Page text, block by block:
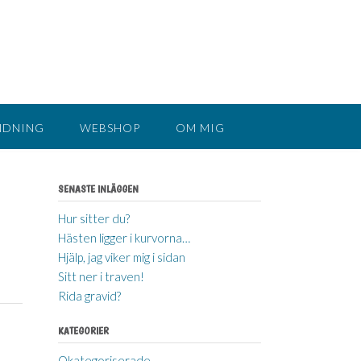
WEBSHOP OM MIG
SENASTE INLÄGGEN
Hur sitter du?
Hästen ligger i kurvorna…
Hjälp, jag viker mig i sidan
Sitt ner i traven!
Rida gravid?
KATEGORIER